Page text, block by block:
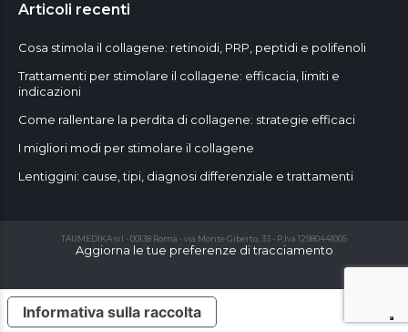
Articoli recenti
Cosa stimola il collagene: retinoidi, PRP, peptidi e polifenoli
Trattamenti per stimolare il collagene: efficacia, limiti e
indicazioni
Come rallentare la perdita di collagene: strategie efficaci
I migliori modi per stimolare il collagene
Lentiggini: cause, tipi, diagnosi differenziale e trattamenti
TAUMEDIKA srl - 00138 Roma - via Monte Giberto, 33 - P.Iva 12980441005
Aggiorna le tue preferenze di tracciamento
Informativa sulla raccolta